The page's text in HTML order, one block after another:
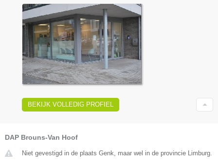
BEKIJK VOLLEDIG PROFIEL
DAP Brouns-Van Hoof
Niet gevestigd in de plaats Genk, maar wel in de provincie Limburg.